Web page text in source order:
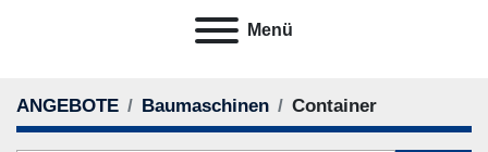
Menü
ANGEBOTE Baumaschinen Container